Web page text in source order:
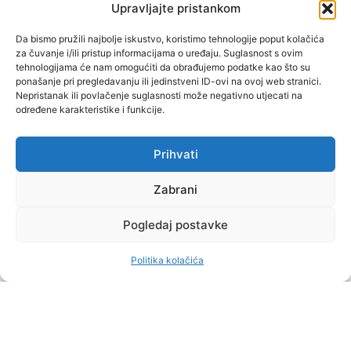
Upravljajte pristankom
Da bismo pružili najbolje iskustvo, koristimo tehnologije poput kolačića
za čuvanje i/ili pristup informacijama o uređaju. Suglasnost s ovim
tehnologijama će nam omogućiti da obrađujemo podatke kao što su
ponašanje pri pregledavanju ili jedinstveni ID-ovi na ovoj web stranici.
Nepristanak ili povlačenje suglasnosti može negativno utjecati na
određene karakteristike i funkcije.
Prihvati
Zabrani
Pogledaj postavke
Politika kolačića
"Muževni budite" prvi je
hrvatski portal za katoličke
muškarce koji pokušava
reafirmirati u današnje
vrijeme itekako narušen
biblijski koncept muževnosti,
koji pokušavamo osvijetliti iz
više aspekata, prigodnih
rubrika i poticajnih inicijativa.